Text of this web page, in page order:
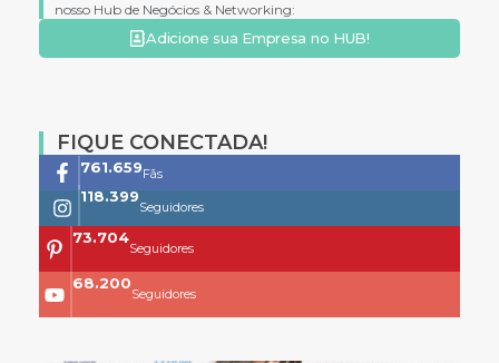
nosso Hub de Negócios & Networking:
Adicione sua Empresa no HUB!
FIQUE CONECTADA!
761.659Fãs
118.399
Seguidores
73.704
Seguidores
68.200
Seguidores